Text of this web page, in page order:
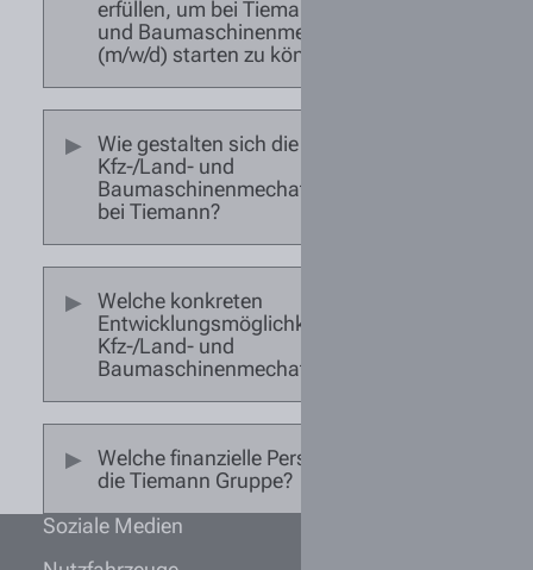
erfüllen, um bei Tiemann als Kfz-/Land-
und Baumaschinenmechatroniker
(m/w/d) starten zu können?
Wie gestalten sich die Arbeitszeiten als
Kfz-/Land- und
Baumaschinenmechatroniker (m/w/d)
bei Tiemann?
Welche konkreten
Entwicklungsmöglichkeiten habe ich als
Kfz-/Land- und
Baumaschinenmechatroniker (m/w/d)?
Welche finanzielle Perspektive bietet mir
die Tiemann Gruppe?
Soziale Medien